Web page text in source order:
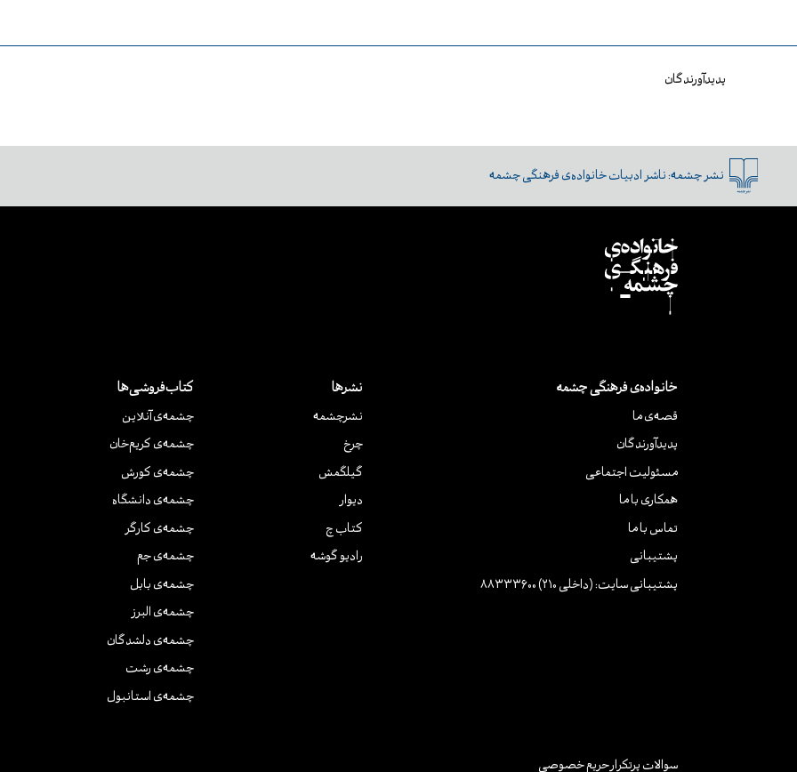
پدیدآورندگان
نشر چشمه:ناشر ادبیات خانواده‌ی فرهنگی چشمه
خانواده‌ی فرهنگی چشمه
قصه‌ی ما
پدیدآورندگان
مسئولیت اجتماعی
همکاری با ما
تماس با ما
پشتیبانی
پشتیبانی سایت: (داخلی 210) 88333600
نشرها
نشر‌چشمه
چرخ
گیلگمش
دیوار
کتاب چ
رادیو گوشه
کتاب‌فروشی‌ها
چشمه‌ی آنلاین
چشمه‌ی کریم‌خان
چشمه‌ی کورش
چشمه‌ی دانشگاه
چشمه‌ی کارگر
چشمه‌ی جم
چشمه‌ی بابل
چشمه‌ی البرز
چشمه‌ی دلشدگان
چشمه‌ی رشت
چشمه‌ی استانبول
سوالات پرتکرارحریم خصوصی